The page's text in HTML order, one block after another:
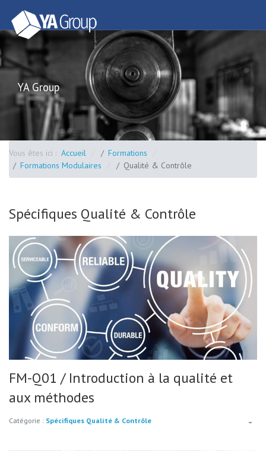
YA Group
Vous êtes ici : Accueil
Formations
Formations Modulaires
Qualité & Contrôle
Spécifiques Qualité & Contrôle
FM-Q01 / Introduction à la qualité et
aux méthodes
Catégorie : Spécifiques Qualité & Contrôle